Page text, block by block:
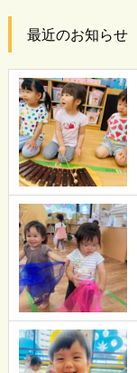
最近のお知らせ